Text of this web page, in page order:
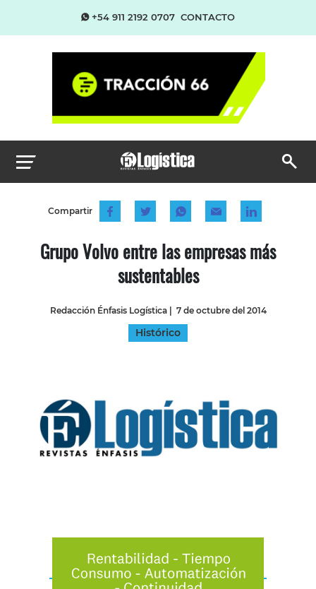
+54 911 2192 0707 CONTACTO
Compartir
Grupo Volvo entre las empresas más
sustentables
Redacción Énfasis Logística| 7 de octubre del 2014
Histórico